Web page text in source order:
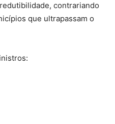
contrariando
que ultrapassam o